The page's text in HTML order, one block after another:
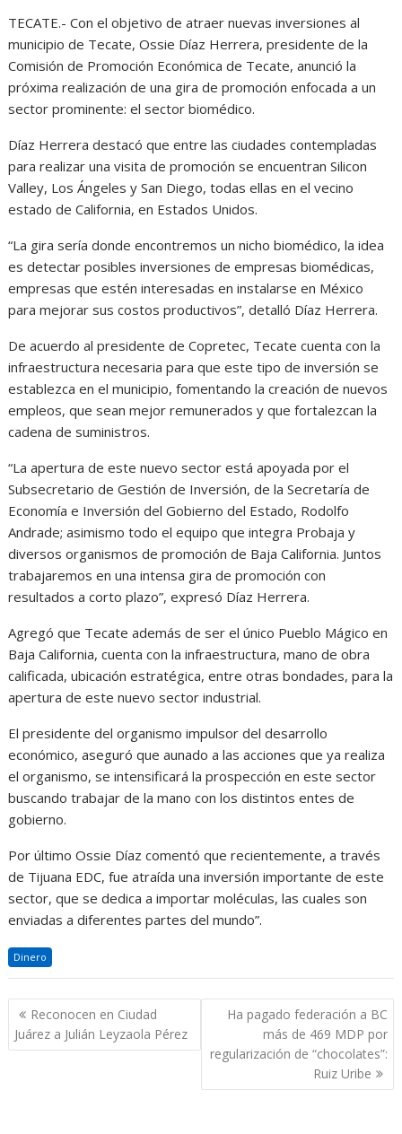
TECATE.- Con el objetivo de atraer nuevas inversiones al
municipio de Tecate, Ossie Díaz Herrera, presidente de la
Comisión de Promoción Económica de Tecate, anunció la
próxima realización de una gira de promoción enfocada a un
sector prominente: el sector biomédico.
Díaz Herrera destacó que entre las ciudades contempladas
para realizar una visita de promoción se encuentran Silicon
Valley, Los Ángeles y San Diego, todas ellas en el vecino
estado de California, en Estados Unidos.
“La gira sería donde encontremos un nicho biomédico, la idea
es detectar posibles inversiones de empresas biomédicas,
empresas que estén interesadas en instalarse en México
para mejorar sus costos productivos”, detalló Díaz Herrera.
De acuerdo al presidente de Copretec, Tecate cuenta con la
infraestructura necesaria para que este tipo de inversión se
establezca en el municipio, fomentando la creación de nuevos
empleos, que sean mejor remunerados y que fortalezcan la
cadena de suministros.
“La apertura de este nuevo sector está apoyada por el
Subsecretario de Gestión de Inversión, de la Secretaría de
Economía e Inversión del Gobierno del Estado, Rodolfo
Andrade; asimismo todo el equipo que integra Probaja y
diversos organismos de promoción de Baja California. Juntos
trabajaremos en una intensa gira de promoción con
resultados a corto plazo”, expresó Díaz Herrera.
Agregó que Tecate además de ser el único Pueblo Mágico en
Baja California, cuenta con la infraestructura, mano de obra
calificada, ubicación estratégica, entre otras bondades, para la
apertura de este nuevo sector industrial.
El presidente del organismo impulsor del desarrollo
económico, aseguró que aunado a las acciones que ya realiza
el organismo, se intensificará la prospección en este sector
buscando trabajar de la mano con los distintos entes de
gobierno.
Por último Ossie Díaz comentó que recientemente, a través
de Tijuana EDC, fue atraída una inversión importante de este
sector, que se dedica a importar moléculas, las cuales son
enviadas a diferentes partes del mundo”.
Dinero
Navegación
de
entradas
Reconocen en Ciudad
Juárez a Julián Leyzaola Pérez
Ha pagado federación a BC
más de 469 MDP por
regularización de “chocolates”:
Ruiz Uribe